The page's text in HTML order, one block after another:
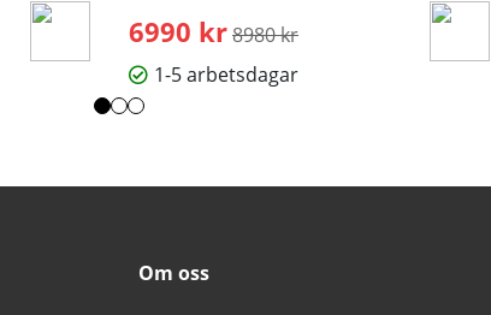
6990 kr Ordinarie pris:
8980 kr
1-5 arbetsdagar
Om oss